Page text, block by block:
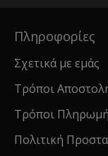
Πληροφορίες
Σχετικά με εμάς
Τρόποι
Τρόποι
Πολιτική